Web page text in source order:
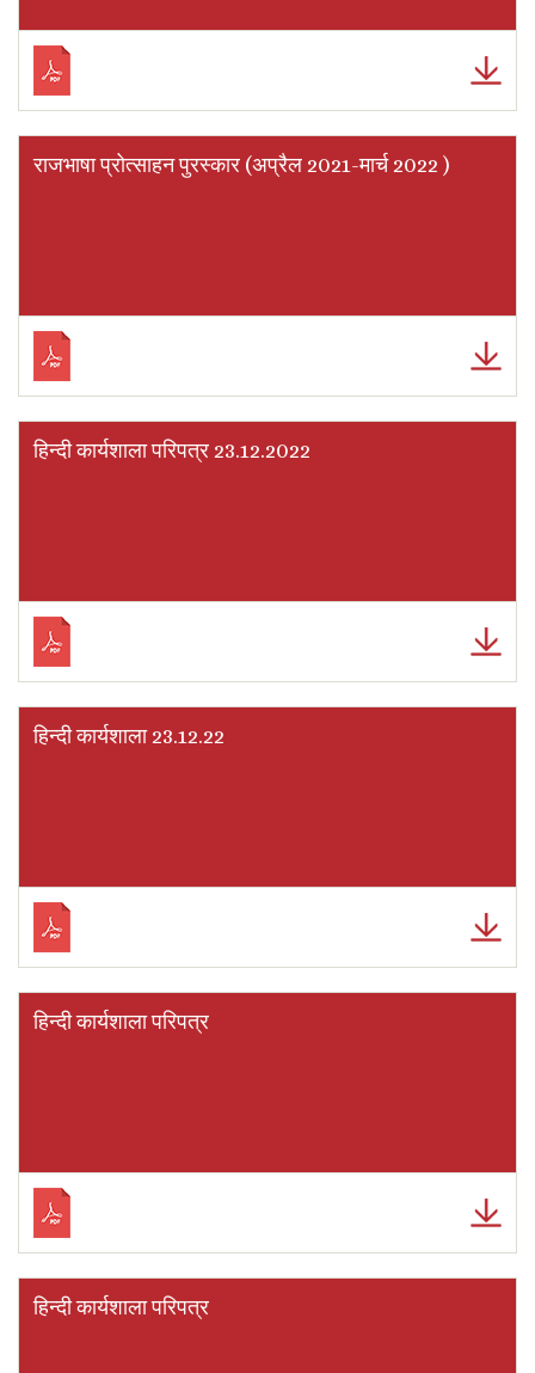
राजभाषा प्रोत्साहन पुरस्कार (अप्रैल 2021-मार्च 2022 )
हिन्दी कार्यशाला परिपत्र 23.12.2022
हिन्दी कार्यशाला 23.12.22
हिन्दी कार्यशाला परिपत्र
हिन्दी कार्यशाला परिपत्र